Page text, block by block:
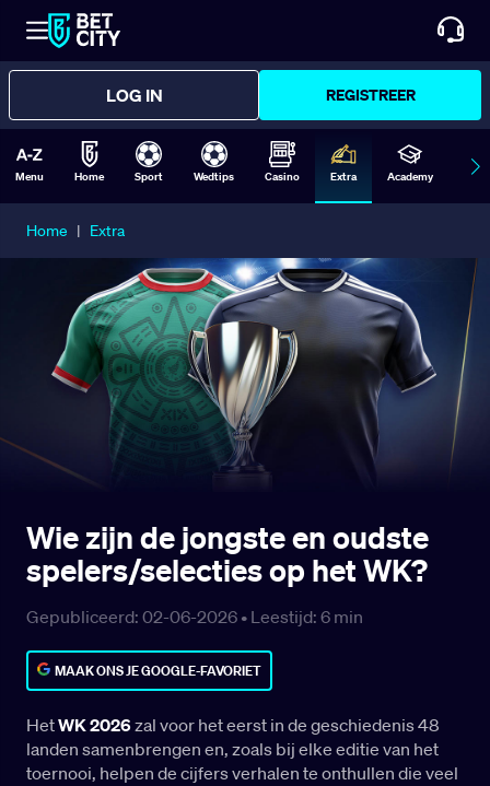
LOG IN REGISTREER
Menu Home Sport Wedtips Casino Extra Academy
Home | Extra
Wie zijn de jongste en oudste
spelers/selecties op het WK?
Gepubliceerd: 02-06-2026 • Leestijd: 6 min
MAAK ONS JE GOOGLE-FAVORIET
HetWK 2026 zal voor het eerst in de geschiedenis 48
landen samenbrengen en, zoals bij elke editie van het
toernooi, helpen de cijfers verhalen te onthullen die veel